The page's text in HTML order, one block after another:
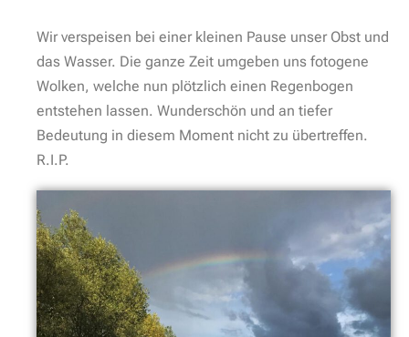
Wir verspeisen bei einer kleinen Pause unser Obst und
das Wasser. Die ganze Zeit umgeben uns fotogene
Wolken, welche nun plötzlich einen Regenbogen
entstehen lassen. Wunderschön und an tiefer
Bedeutung in diesem Moment nicht zu übertreffen.
R.I.P.